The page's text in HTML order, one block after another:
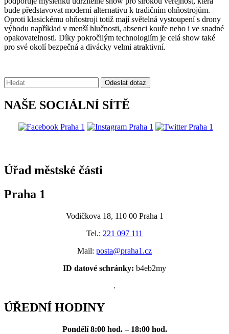
bude představovat moderní alternativu k tradičním ohňostrojům.
Oproti klasickému ohňostroji totiž mají světelná vystoupení s drony
výhodu například v menší hlučnosti, absenci kouře nebo i ve snadné
opakovatelnosti. Díky pokročilým technologiím je celá show také
pro své okolí bezpečná a divácky velmi atraktivní.
Vyhledávání: Odeslat dotaz
NAŠE SOCIÁLNÍ SÍTĚ
Úřad městské části
Praha 1
Vodičkova 18, 110 00 Praha 1
Tel.: 221 097 111
Mail: posta@praha1.cz
ID datové schránky: b4eb2my
.
ÚŘEDNÍ HODINY
Pondělí 8:00 hod. – 18:00 hod.